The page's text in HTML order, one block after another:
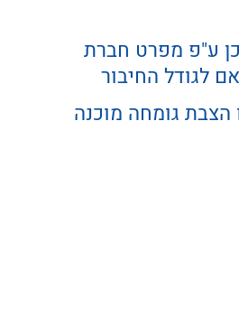
באחריות הצרכן ע"פ מפרט חברת
לגודל החיבור
הצבת גומחה מוכנה